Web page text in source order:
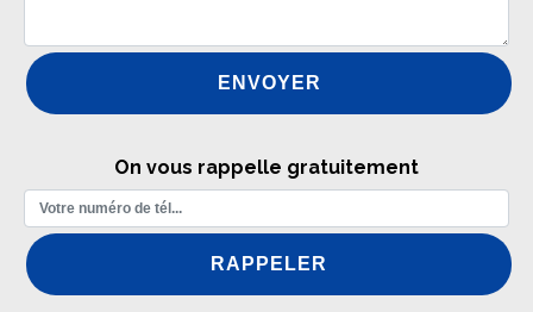
On vous rappelle gratuitement